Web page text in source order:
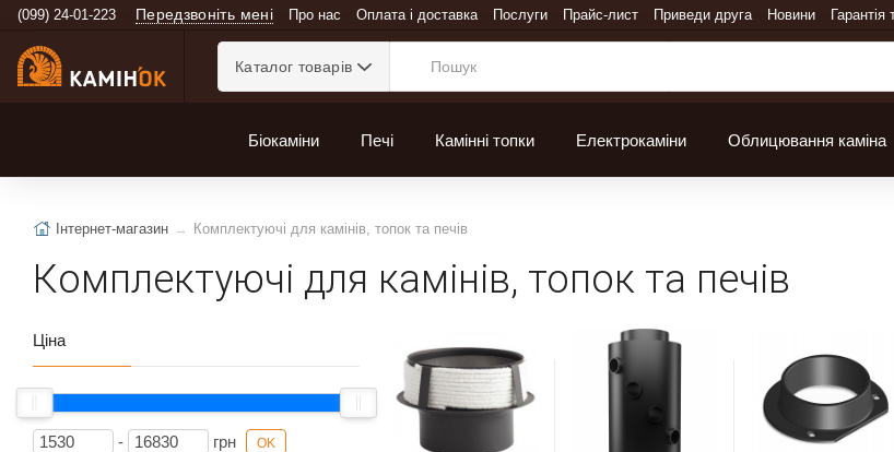
(099) 24-01-223 Передзвоніть мені Про нас Оплата і доставка Послуги Прайс-лист Приведи друга Новини Гарантія
Каталог товарів
Біокаміни Печі Камінні топки Електрокаміни Облицювання каміна
Інтернет-магазин Комплектуючі для камінів, топок та печів
Комплектуючі для камінів, топок та печів
Ціна
- грн OK